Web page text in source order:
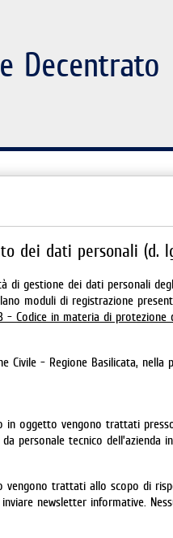
Decentrato
dei dati personali (d.
di gestione dei dati personali
moduli di registrazione
- Codice in materia di protezione
Civile - Regione Basilicata, nella
in oggetto vengono trattati
personale tecnico dell’azienda
vengono trattati allo scopo di
newsletter informative.